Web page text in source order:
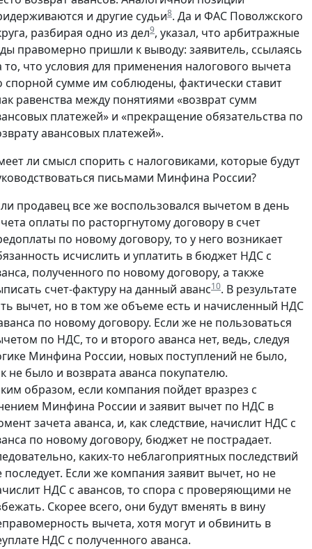
и другие судьи8. Да и ФАС Поволжского
разбирая одно из дел9, указал, что арбитражные
правомерно пришли к выводу: заявитель, ссылаясь
то, что условия для применения налогового вычета
спорной сумме им соблюдены, фактически ставит
равенства между понятиями «возврат сумм
платежей» и «прекращение обязательства по
авансовых платежей».
ли смысл спорить с налоговиками, которые будут
письмами Минфина России?
продавец все же воспользовался вычетом в день
оплаты по расторгнутому договору в счет
по новому договору, то у него возникает
исчислить и уплатить в бюджет НДС с
полученного по новому договору, а также
счет-фактуру на данный аванс10. В результате
вычет, но в том же объеме есть и начисленный НДС
по новому договору. Если же не пользоваться
по НДС, то и второго аванса нет, ведь, следуя
Минфина России, новых поступлений не было,
не было и возврата аванса покупателю.
образом, если компания пойдет вразрез с
Минфина России и заявит вычет по НДС в
зачета аванса, и, как следствие, начислит НДС с
по новому договору, бюджет не пострадает.
каких-то неблагоприятных последствий
последует. Если же компания заявит вычет, но не
НДС с авансов, то спора с проверяющими не
Скорее всего, они будут вменять в вину
вычета, хотя могут и обвинить в
НДС с полученного аванса.